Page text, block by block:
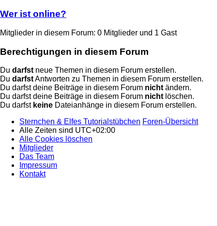
Wer ist online?
Mitglieder in diesem Forum: 0 Mitglieder und 1 Gast
Berechtigungen in diesem Forum
Du darfstneue Themen in diesem Forum erstellen.
Du darfstAntworten zu Themen in diesem Forum erstellen.
Du darfst deine Beiträge in diesem Forum nichtändern.
Du darfst deine Beiträge in diesem Forum nichtlöschen.
Du darfst keine Dateianhänge in diesem Forum erstellen.
Sternchen & Elfes Tutorialstübchen Foren-Übersicht
Alle Zeiten sind UTC+02:00
Alle Cookies löschen
Mitglieder
Das Team
Impressum
Kontakt